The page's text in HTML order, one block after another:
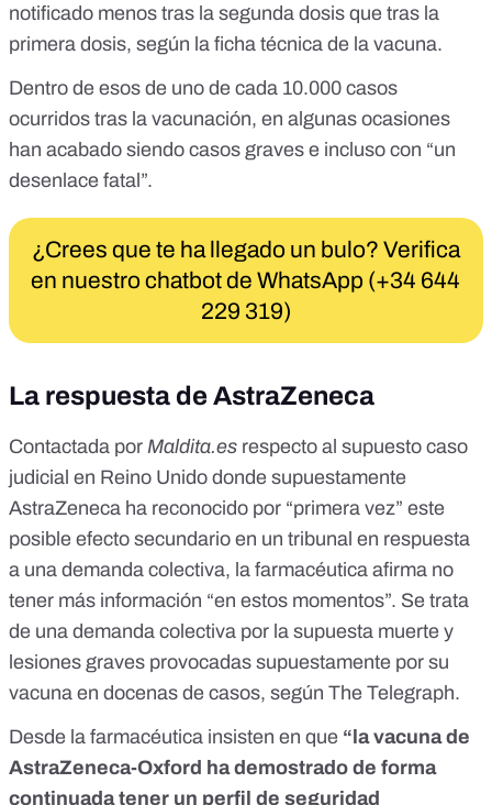
notificado menos tras la segunda dosis que tras la
primera dosis, según la ficha técnica de la vacuna.
Dentro de esos de uno de cada 10.000 casos
ocurridos tras la vacunación, en algunas ocasiones
han acabado siendo casos graves e incluso con “un
desenlace fatal”.
¿Crees que te ha llegado un bulo? Verifica
en nuestro chatbot de WhatsApp (+34 644
229 319)
La respuesta de AstraZeneca
Contactada por Maldita.es respecto al supuesto caso
judicial en Reino Unido donde supuestamente
AstraZeneca ha reconocido por “primera vez” este
posible efecto secundario en un tribunal en respuesta
a una demanda colectiva, la farmacéutica afirma no
tener más información “en estos momentos”. Se trata
de una demanda colectiva por la supuesta muerte y
lesiones graves provocadas supuestamente por su
vacuna en docenas de casos, según The Telegraph.
Desde la farmacéutica insisten en que “la vacuna de
AstraZeneca-Oxford ha demostrado de forma
continuada tener un perfil de seguridad